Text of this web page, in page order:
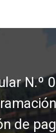
N.º
de